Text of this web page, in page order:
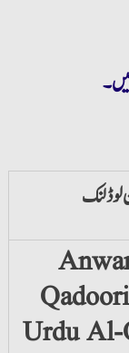
لنک
Urdu Al-